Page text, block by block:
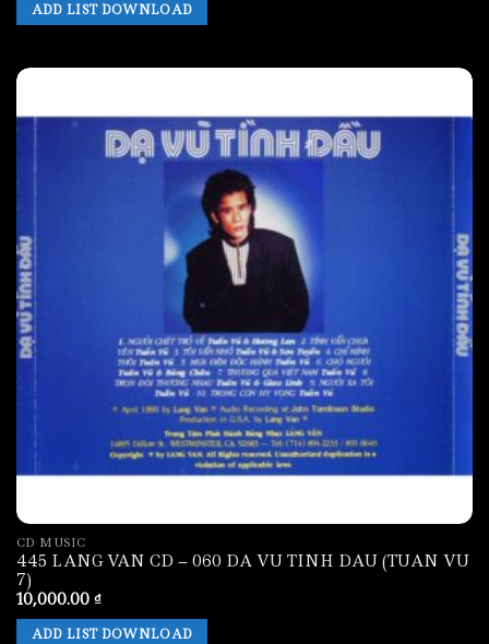
ADD LIST DOWNLOAD
CD MUSIC
445 LANG VAN CD – 060 DA VU TINH DAU (TUAN VU
7)
10,000.00 ₫
ADD LIST DOWNLOAD